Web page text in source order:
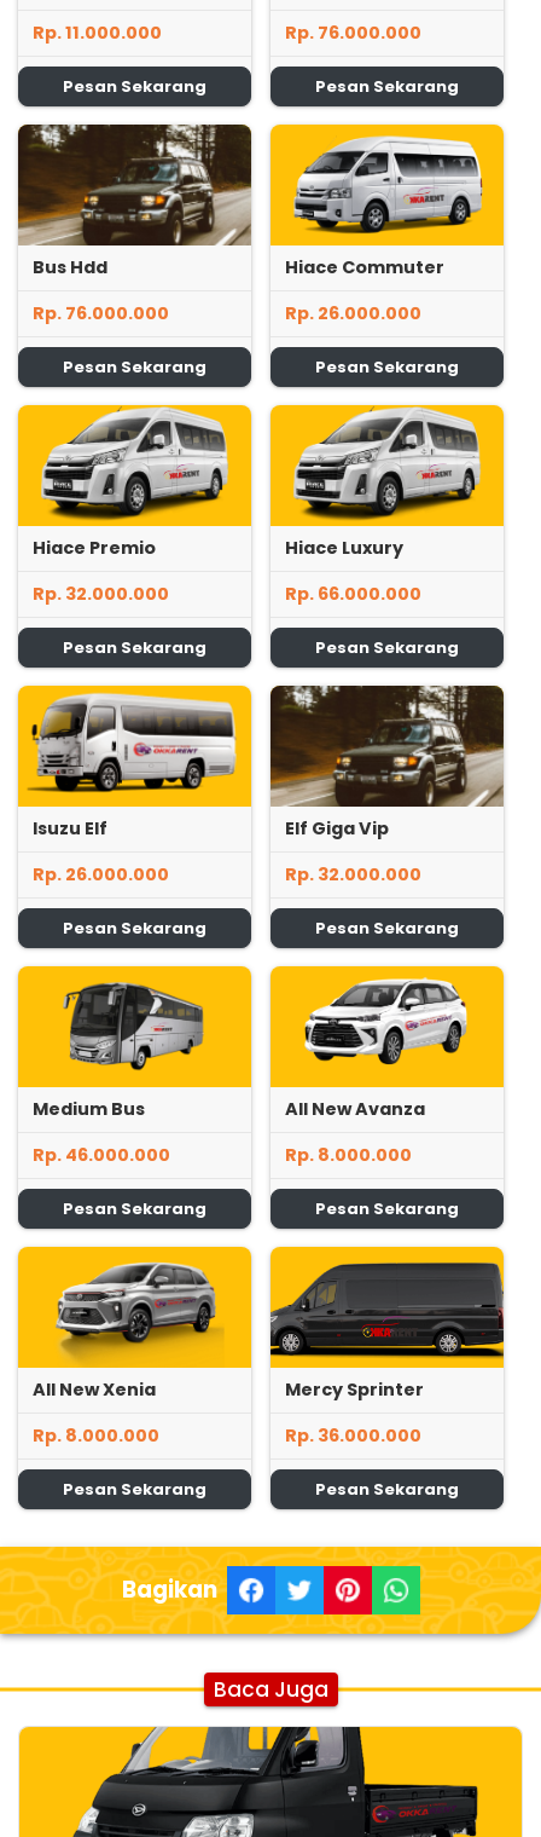
Rp. 11.000.000
Pesan Sekarang
Rp. 76.000.000
Pesan Sekarang
Bus Hdd
Rp. 76.000.000
Pesan Sekarang
Hiace Commuter
Rp. 26.000.000
Pesan Sekarang
Hiace Premio
Rp. 32.000.000
Pesan Sekarang
Hiace Luxury
Rp. 66.000.000
Pesan Sekarang
Isuzu Elf
Rp. 26.000.000
Pesan Sekarang
Elf Giga Vip
Rp. 32.000.000
Pesan Sekarang
Medium Bus
Rp. 46.000.000
Pesan Sekarang
All New Avanza
Rp. 8.000.000
Pesan Sekarang
All New Xenia
Rp. 8.000.000
Pesan Sekarang
Mercy Sprinter
Rp. 36.000.000
Pesan Sekarang
Bagikan
Baca Juga